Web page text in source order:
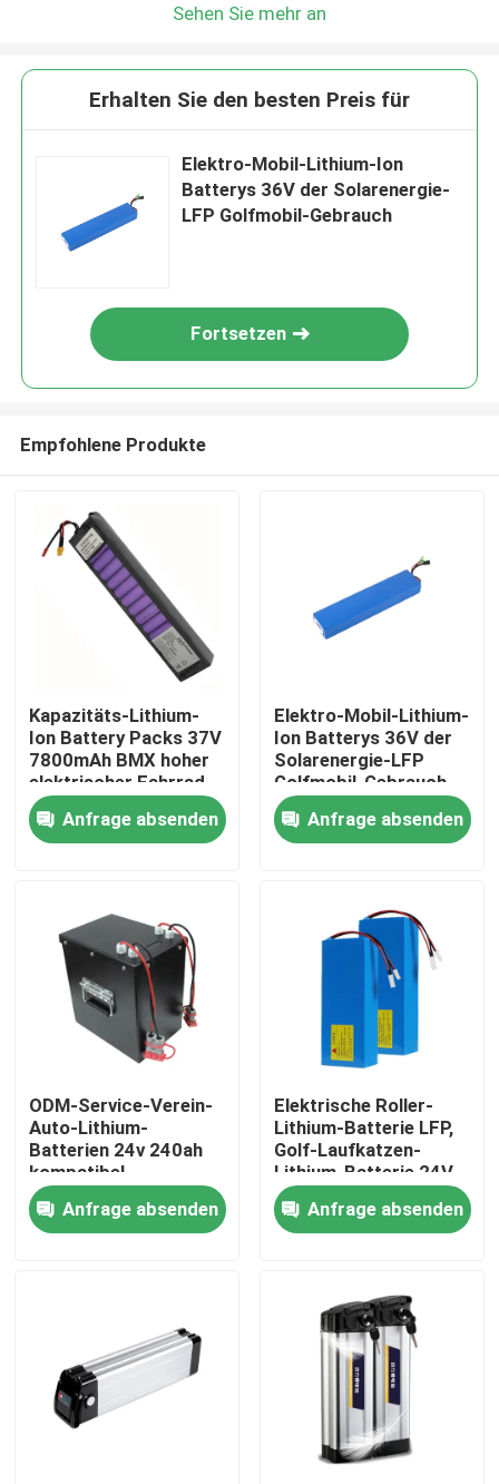
Haus
Videos
Über uns
Fabrik-Ausflug
Qualitätskontrolle
Fordern Sie ein Zitat
Lithium Ion Battery Cells
Sehen Sie mehr an
Erhalten Sie den besten Preis für
Elektro-Mobil-Lithium-Ion
Batterys 36V der Solarenergie-
LFP Golfmobil-Gebrauch
Fortsetzen
Empfohlene Produkte
Kapazitäts-Lithium-
Ion Battery Packs 37V
7800mAh BMX hoher
elektrischer Fahrrad-
Gebrauch
Anfrage absenden
Elektro-Mobil-Lithium-
Ion Batterys 36V der
Solarenergie-LFP
Golfmobil-Gebrauch
Anfrage absenden
ODM-Service-Verein-
Auto-Lithium-
Batterien 24v 240ah
kompatibel
Anfrage absenden
Elektrische Roller-
Lithium-Batterie LFP,
Golf-Laufkatzen-
Lithium-Batterie 24V
40Ah
Anfrage absenden